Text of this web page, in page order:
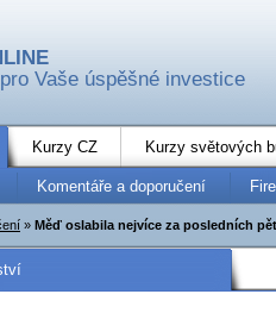
Vaše úspěšné investice
Kurzy CZ Kurzy světových
Komentáře a doporučení
» Měď oslabila nejvíce za posledních